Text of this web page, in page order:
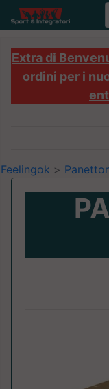
Extra di
ordini per i
Feelingok >